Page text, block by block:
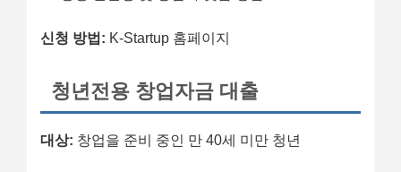
신청 방법: K-Startup 홈페이지
청년전용 창업자금 대출
대상: 창업을 준비 중인 만 40세 미만 청년